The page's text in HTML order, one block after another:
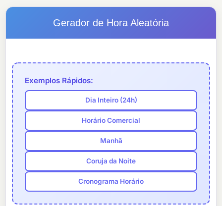
Gerador de Hora Aleatória
Exemplos Rápidos:
Dia Inteiro (24h)
Horário Comercial
Manhã
Coruja da Noite
Cronograma Horário